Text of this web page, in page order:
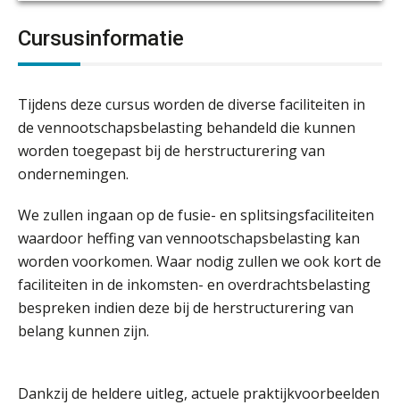
Cursusinformatie
Tijdens deze cursus worden de diverse faciliteiten in
de vennootschapsbelasting behandeld die kunnen
worden toegepast bij de herstructurering van
ondernemingen.
We zullen ingaan op de fusie- en splitsingsfaciliteiten
waardoor heffing van vennootschapsbelasting kan
worden voorkomen. Waar nodig zullen we ook kort de
faciliteiten in de inkomsten- en overdrachtsbelasting
bespreken indien deze bij de herstructurering van
belang kunnen zijn.
Dankzij de heldere uitleg, actuele praktijkvoorbeelden